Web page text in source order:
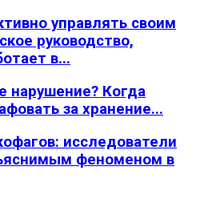
управлять своим
руководство,
в...
нарушение? Когда
за хранение...
исследователи
феноменом в